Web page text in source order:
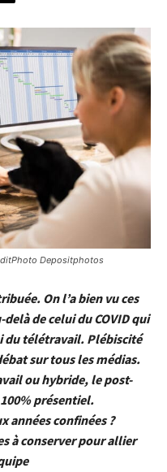
Depositphotos
On l’a bien vu ces
de celui du COVID qui
du télétravail. Plébiscité
sur tous les médias.
ou hybride, le post-
présentiel.
années confinées ?
à conserver pour allier